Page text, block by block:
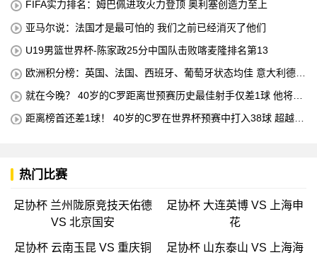
FIFA实力排名：姆巴佩进攻火力登顶 奥利塞创造力至上
亚马尔说：法国才是最可怕的 我们之前已经消灭了他们
U19男篮世界杯-陈家政25分中国队击败喀麦隆排名第13
欧洲积分榜：英国、法国、西班牙、葡萄牙状态均佳 意大利德国
就在今晚？ 40岁的C罗距离世预赛历史最佳射手仅差1球 他将在
距离榜首还差1球！ 40岁的C罗在世界杯预赛中打入38球 超越梅
热门比赛
足协杯 兰州陇原竞技天佑德
VS 北京国安
足协杯 大连英博 VS 上海申
花
足协杯 云南玉昆 VS 重庆铜
足协杯 山东泰山 VS 上海海